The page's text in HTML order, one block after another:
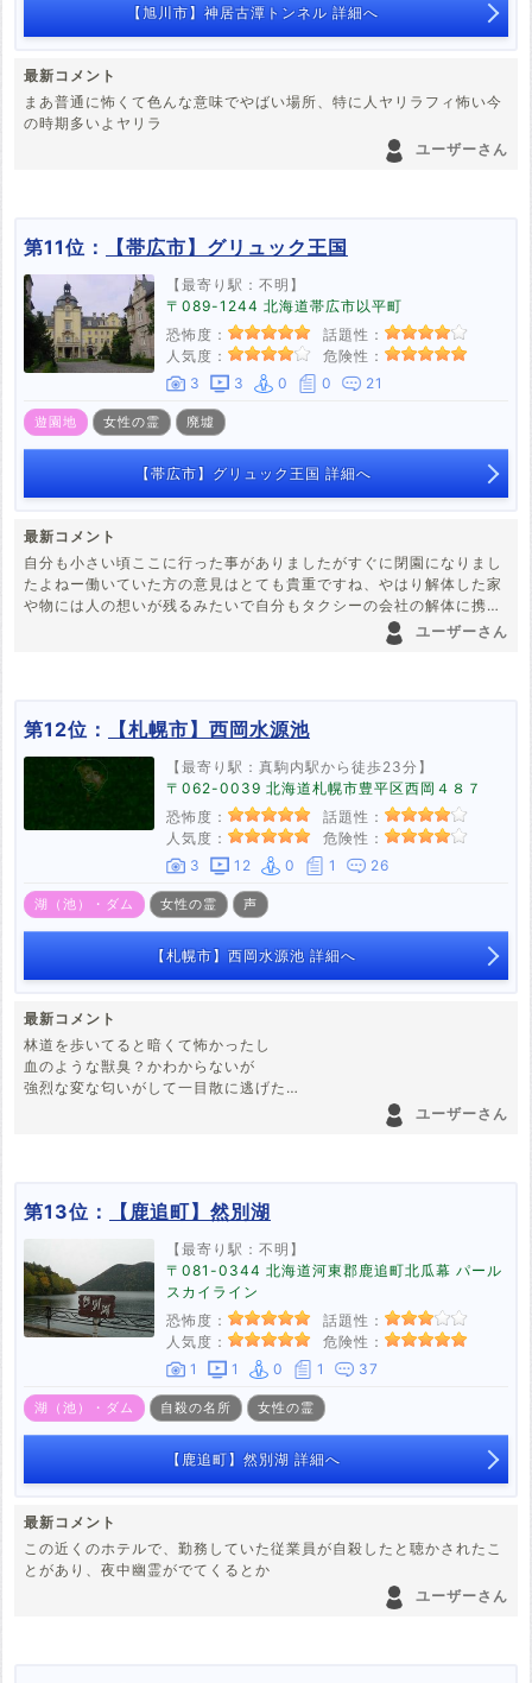
【旭川市】神居古潭トンネル 詳細へ
最新コメント
まあ普通に怖くて色んな意味でやばい場所、特に人ヤリラフィ怖い今
の時期多いよヤリラ
ユーザーさん
第11位： 【帯広市】グリュック王国
【最寄り駅：不明】
〒089-1244 北海道帯広市以平町
恐怖度：
話題性：
人気度：
危険性：
3
3 0 0 21
遊園地 女性の霊 廃墟
【帯広市】グリュック王国 詳細へ
最新コメント
自分も小さい頃ここに行った事がありましたがすぐに閉園になりまし
たよねー働いていた方の意見はとても貴重ですね、やはり解体した家
や物には人の想いが残るみたいで自分もタクシーの会社の解体に携わ
った時おじさんの幽霊を感じました。しかもその霊を視たのは自分だ
ユーザーさん
第12位： 【札幌市】西岡水源池
【最寄り駅：真駒内駅から徒歩23分】
〒062-0039 北海道札幌市豊平区西岡４８７
恐怖度：
話題性：
人気度：
危険性：
3
12 0 1 26
湖（池）・ダム 女性の霊 声
【札幌市】西岡水源池 詳細へ
最新コメント
林道を歩いてると暗くて怖かったし
血のような獣臭？かわからないが
強烈な変な匂いがして一目散に逃げた
ユーザーさん
第13位： 【鹿追町】然別湖
【最寄り駅：不明】
〒081-0344 北海道河東郡鹿追町北瓜幕 パール
スカイライン
恐怖度：
話題性：
人気度：
危険性：
1
1 0 1 37
湖（池）・ダム 自殺の名所 女性の霊
【鹿追町】然別湖 詳細へ
最新コメント
この近くのホテルで、勤務していた従業員が自殺したと聴かされたこ
とがあり、夜中幽霊がでてくるとか
ユーザーさん